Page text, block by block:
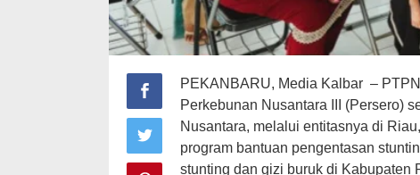
PEKANBARU, Media Kalbar –
Perkebunan Nusantara III (Persero)
Nusantara, melalui entitasnya di
program bantuan pengentasan
stunting dan gizi buruk di Kabupaten